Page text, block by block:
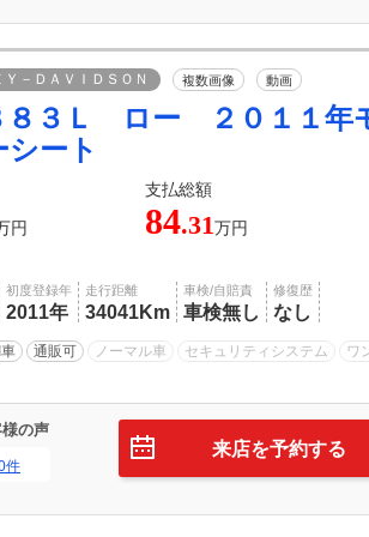
Ｙ－ＤＡＶＩＤＳＯＮ 複数画像 動画
８３Ｌ ロー ２０１１
ート
支払総額
円 84.31万円
初度登録年
2011年
走行距離
34041Km
車検/自賠責
車検無し
修復歴
なし
車 通販可 ノーマル車 セキュリティシステム ワ
の声
件
来店を予約する